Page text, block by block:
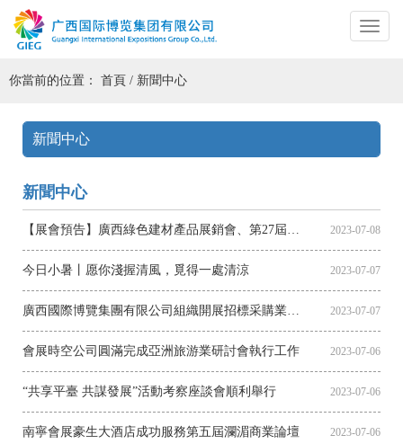
你當前的位置： 首頁 / 新聞中心
新聞中心
新聞中心
2023-07-08
今日小暑丨愿你淺握清風，覓得一處清涼 2023-07-07
2023-07-07
會展時空公司圓滿完成亞洲旅游業研討會執行工作 2023-07-06
“共享平臺 共謀發展”活動考察座談會順利舉行 2023-07-06
南寧會展豪生大酒店成功服務第五屆瀾湄商業論壇 2023-07-06